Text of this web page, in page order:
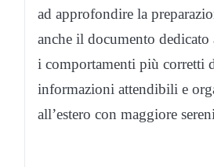
ad approfondire la
anche il documento
i comportamenti più corretti
informazioni attendibili e
all’estero con maggiore